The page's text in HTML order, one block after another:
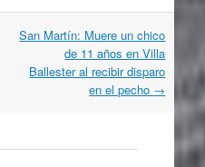
San Martín: Muere un chico
de 11 años en Villa
Ballester al recibir disparo
en el pecho →